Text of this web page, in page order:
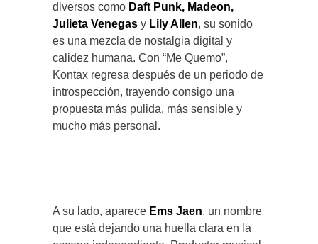
diversos como Daft Punk, Madeon,
Julieta Venegas y Lily Allen, su sonido
es una mezcla de nostalgia digital y
calidez humana. Con “Me Quemo”,
Kontax regresa después de un periodo de
introspección, trayendo consigo una
propuesta más pulida, más sensible y
mucho más personal.
A su lado, aparece Ems Jaen, un nombre
que está dejando una huella clara en la